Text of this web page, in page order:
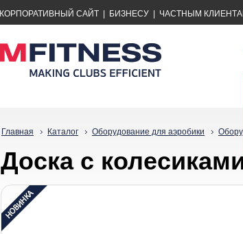
КОРПОРАТИВНЫЙ САЙТ БИЗНЕСУ ЧАСТНЫМ
Главная Каталог Оборудование для аэробики
Доска с